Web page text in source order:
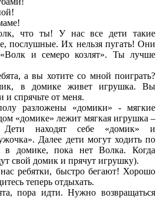
что ты! У нас все дети такие
послушные. Их нельзя пугать! Они
и семеро козлят». Ты лучше
а вы хотите со мной поиграть?
в домике живет игрушка. Вы
и спрячьте от меня.
разложены «домики» - мягкие
«домике» лежит мягкая игрушка –
Дети находят себе «домик» и
Далее дети могут ходить по
в домике, пока нет Волка. Когда
свой домик и прячут игрушку).
ребятки, быстро бегают! Хорошо
теперь отдыхать.
пора идти. Нужно возвращаться